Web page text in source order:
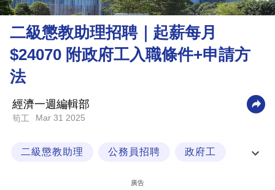
理
財
商
科
技
場
二級懲教助理招聘｜起薪每月
$24070 附政府工入職條件+申請方
法
經濟一週編輯部
筍工 Mar 31 2025
二級懲教助理 公務員招聘 政府工
廣告